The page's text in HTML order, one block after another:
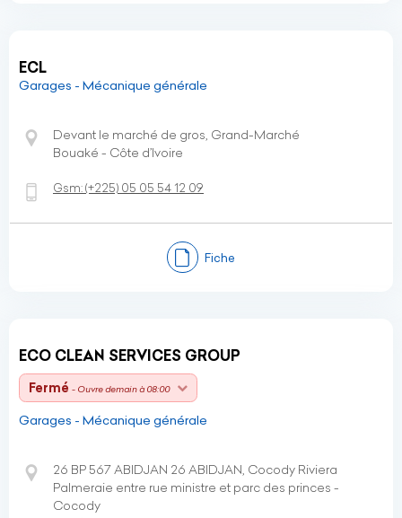
ECL
Garages - Mécanique générale
Devant le marché de gros, Grand-Marché
Bouaké - Côte d’Ivoire
Gsm:(+225) 05 05 54 12 09
Fiche
ECO CLEAN SERVICES GROUP
Fermé - Ouvre demain à 08:00
Garages - Mécanique générale
26 BP 567 ABIDJAN 26 ABIDJAN, Cocody Riviera
Palmeraie entre rue ministre et parc des princes -
Cocody